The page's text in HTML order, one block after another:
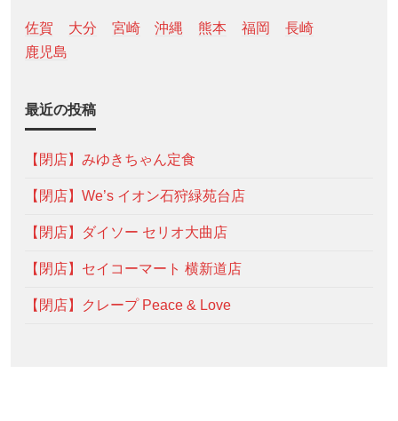
佐賀 大分 宮崎 沖縄 熊本 福岡
長崎
鹿児島
最近の投稿
【閉店】みゆきちゃん定食
【閉店】We’s イオン石狩緑苑台店
【閉店】ダイソー セリオ大曲店
【閉店】セイコーマート 横新道店
【閉店】クレープ Peace & Love